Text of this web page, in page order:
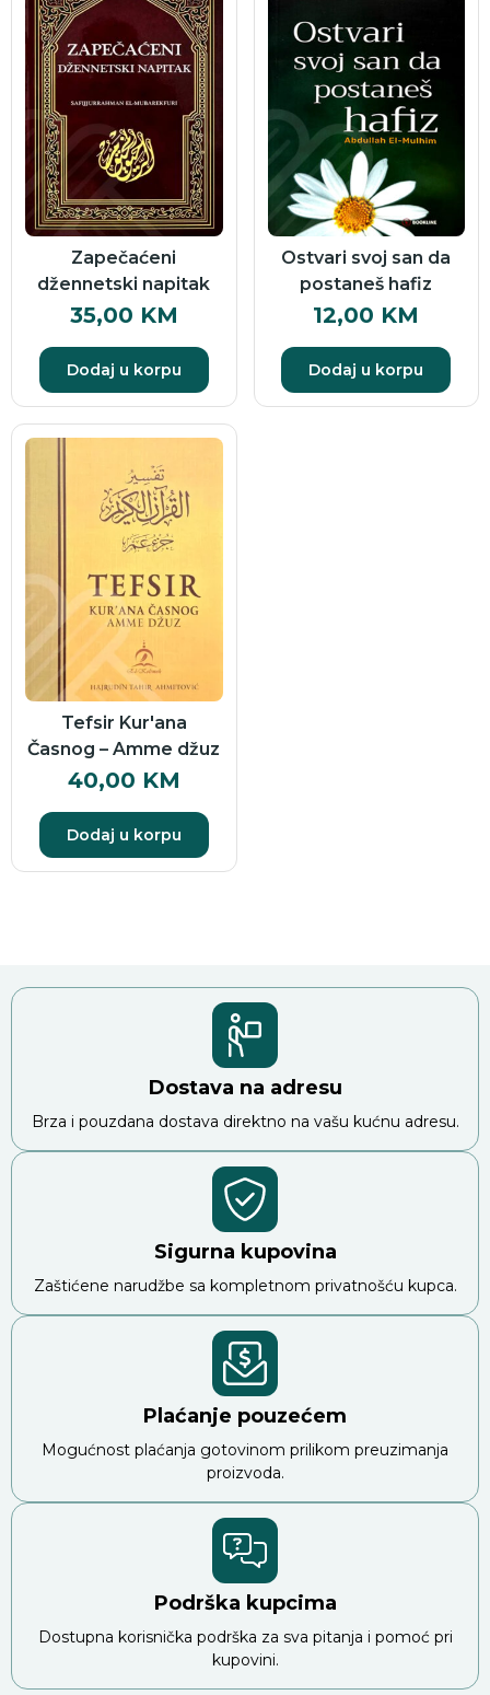
Zapečaćeni
džennetski napitak
35,00 KM
Dodaj u korpu
Ostvari svoj san da
postaneš hafiz
12,00 KM
Dodaj u korpu
Tefsir Kur'ana
Časnog – Amme džuz
40,00 KM
Dodaj u korpu
Dostava na adresu
Brza i pouzdana dostava direktno na vašu kućnu adresu.
Sigurna kupovina
Zaštićene narudžbe sa kompletnom privatnošću kupca.
Plaćanje pouzećem
Mogućnost plaćanja gotovinom prilikom preuzimanja
proizvoda.
Podrška kupcima
Dostupna korisnička podrška za sva pitanja i pomoć pri
kupovini.